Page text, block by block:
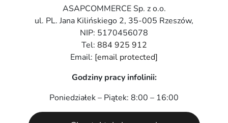
ASAPCOMMERCE Sp. z o.o.
ul. PL. Jana Kilińskiego 2, 35-005 Rzeszów,
NIP: 5170456078
Tel: 884 925 912
Email: [email protected]
Godziny pracy infolinii:
Poniedziałek – Piątek: 8:00 – 16:00